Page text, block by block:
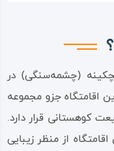
(چشمه‌سنگی) در
اقامتگاه جزو مجموعه
کوهستانی قرار دارد.
از منظر زیبایی